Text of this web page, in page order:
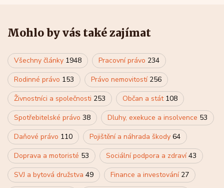
Mohlo by vás také zajímat
Všechny články 1948 Pracovní právo 234
Rodinné právo 153 Právo nemovitostí 256
Živnostníci a společnosti 253 Občan a stát 108
Spotřebitelské právo 38 Dluhy, exekuce a insolvence 53
Daňové právo 110 Pojištění a náhrada škody 64
Doprava a motoristé 53 Sociální podpora a zdraví43
SVJ a bytová družstva 49 Finance a investování 27